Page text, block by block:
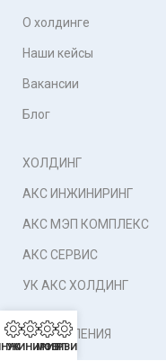
О холдинге
Наши кейсы
Вакансии
Блог
ХОЛДИНГ
АКС ИНЖИНИРИНГ
АКС МЭП КОМПЛЕКС
АКС СЕРВИС
УК АКС ХОЛДИНГ
НАПРАВЛЕНИЯ
УК МЭП
СЕРВИС